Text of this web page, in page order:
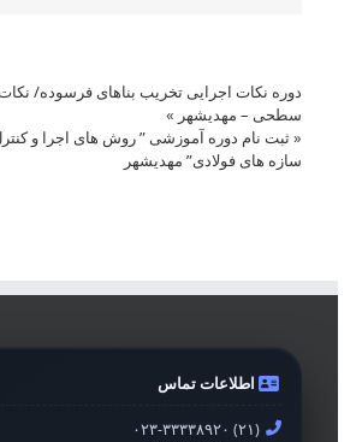
دوره نکات اجرایی تخریب بناهای فرسوده/
سطحی – مهدیشهر »
«ثبت نام دوره آموزشی ” روش های اجرا و
سازه های فولادی” مهدیشهر
اطلاعات تماس
۰۲۳-۳۳۳۳۸۹۲۰ (۲۱)